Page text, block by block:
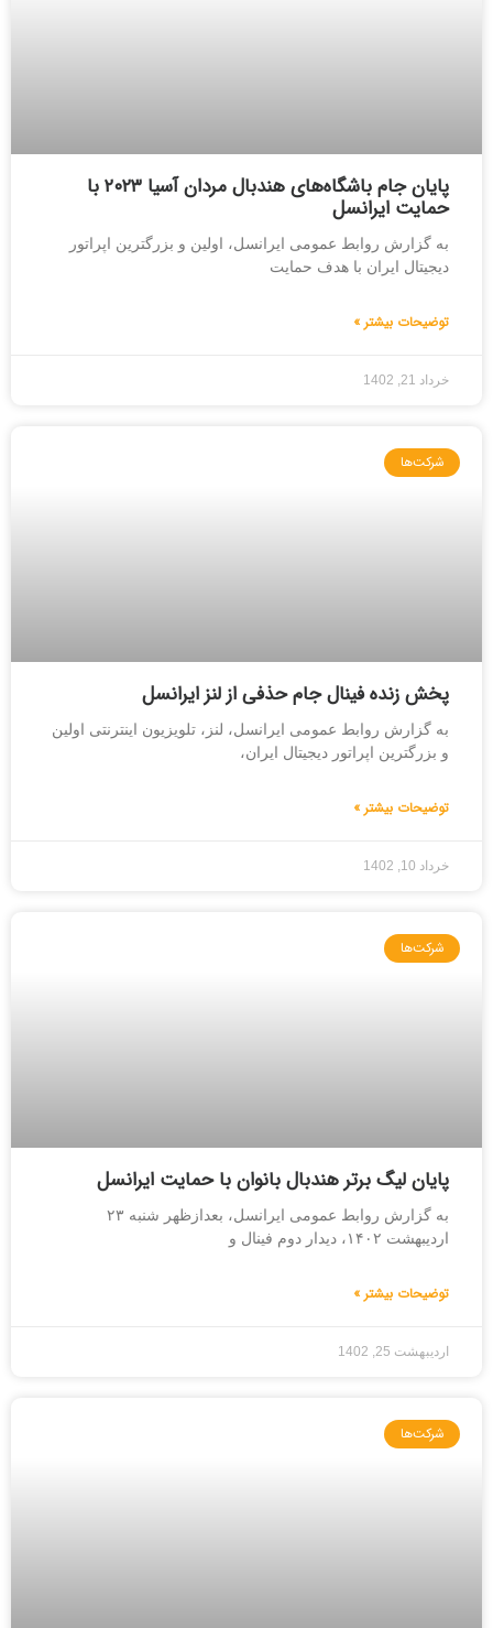
پایان جام باشگاه‌های هندبال مردان آسیا ۲۰۲۳ با
حمایت ایرانسل
به گزارش روابط عمومی ایرانسل، اولین و بزرگترین اپراتور
دیجیتال ایران با هدف حمایت
توضیحات بیشتر »
خرداد 21, 1402
شرکت‌ها
پخش زنده فینال جام حذفی از لنز ایرانسل
به گزارش روابط عمومی ایرانسل، لنز، تلویزیون اینترنتی اولین
و بزرگترین اپراتور دیجیتال ایران،
توضیحات بیشتر »
خرداد 10, 1402
شرکت‌ها
پایان لیگ برتر هندبال بانوان با حمایت ایرانسل
به گزارش روابط عمومی ایرانسل، بعدازظهر شنبه ۲۳
اردیبهشت ۱۴۰۲، دیدار دوم فینال و
توضیحات بیشتر »
اردیبهشت 25, 1402
شرکت‌ها